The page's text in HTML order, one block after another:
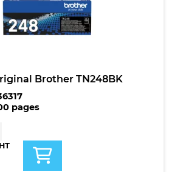
Brother TN248BK
pages
HT